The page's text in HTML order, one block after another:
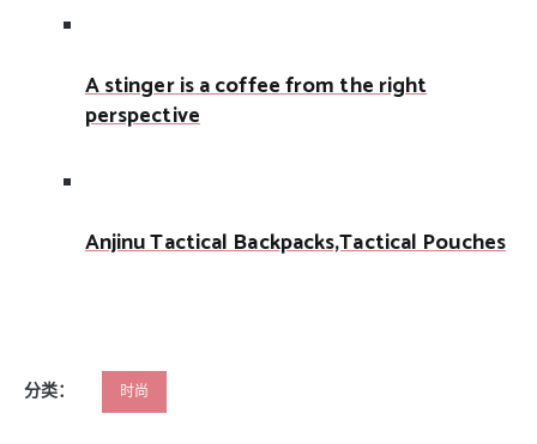
A stinger is a coffee from the right
perspective
Anjinu Tactical Backpacks,Tactical Pouches
分类： 时尚